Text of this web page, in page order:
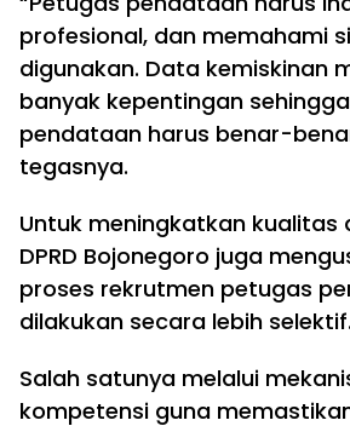
profesional, dan memahami
digunakan. Data kemiskinan
banyak kepentingan
pendataan harus benar-
tegasnya.
Untuk meningkatkan kualitas
DPRD Bojonegoro juga
proses rekrutmen petugas
dilakukan secara lebih selektif.
Salah satunya melalui
kompetensi guna